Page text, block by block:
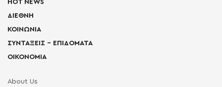
HOT NEWS
ΔΙΕΘΝΗ
ΚΟΙΝΩΝΙΑ
ΣΥΝΤΑΞΕΙΣ – ΕΠΙΔΟΜΑΤΑ
ΟΙΚΟΝΟΜΙΑ
About Us